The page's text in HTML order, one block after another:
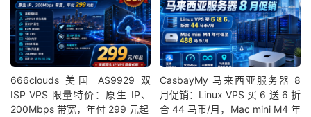
666clouds 美国 AS9929 双
ISP VPS 限量特价：原生 IP、
200Mbps 带宽，年付 299 元起
CasbayMy 马来西亚服务器 8
月促销：Linux VPS 买 6 送 6 折
合 44 马币/月，Mac mini M4 年